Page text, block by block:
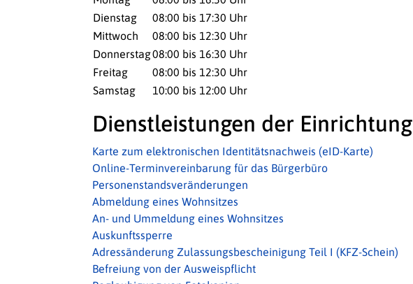
Dienstag
08:00 bis 17:30 Uhr
Mittwoch
08:00 bis 12:30 Uhr
Donnerstag08:00 bis 16:30 Uhr
Freitag
08:00 bis 12:30 Uhr
Samstag
10:00 bis 12:00 Uhr
Dienstleistungen der Einrichtung
Karte zum elektronischen Identitätsnachweis (eID-Karte)
Online-Terminvereinbarung für das Bürgerbüro
Personenstandsveränderungen
Abmeldung eines Wohnsitzes
An- und Ummeldung eines Wohnsitzes
Auskunftssperre
Adressänderung Zulassungsbescheinigung Teil I (KFZ-Schein)
Befreiung von der Ausweispflicht